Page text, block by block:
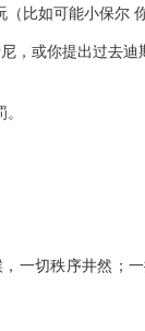
比如可能小保尔
， 或你提出过去迪
，一切秩序井然；